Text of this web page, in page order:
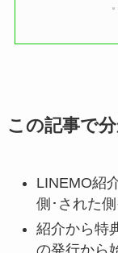
この記事で
LINEMO紹
側･された
紹介から特
の発行から